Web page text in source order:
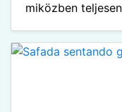
miközben